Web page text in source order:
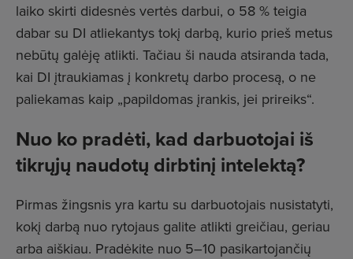
laiko skirti didesnės vertės darbui, o 58 % teigia
dabar su DI atliekantys tokį darbą, kurio prieš metus
nebūtų galėję atlikti. Tačiau ši nauda atsiranda tada,
kai DI įtraukiamas į konkretų darbo procesą, o ne
paliekamas kaip „papildomas įrankis, jei prireiks“.
Nuo ko pradėti, kad darbuotojai iš
tikrųjų naudotų dirbtinį intelektą?
Pirmas žingsnis yra kartu su darbuotojais nusistatyti,
kokį darbą nuo rytojaus galite atlikti greičiau, geriau
arba aiškiau. Pradėkite nuo 5–10 pasikartojančių